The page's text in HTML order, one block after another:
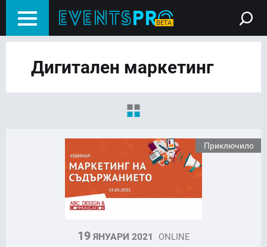
Дигитален маркетинг
Приключило
19ЯНУАРИ 2021 ONLINE